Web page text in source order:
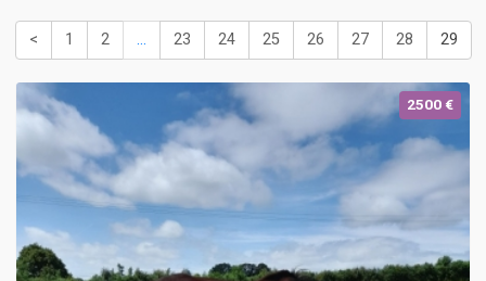
< 1 2 ... 23 24 25 26 27 28 29
2500 €